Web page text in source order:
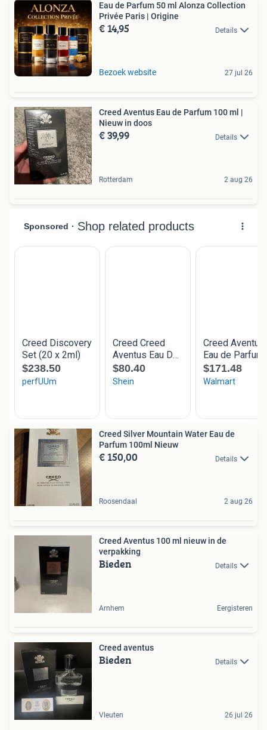
Eau de Parfum 50 ml Alonza Collection
Privée Paris | Origine
€ 14,95 Details
Bezoek website 27 jul 26
Creed Aventus Eau de Parfum 100 ml |
Nieuw in doos
€ 39,99 Details
Rotterdam 2 aug 26
Creed Silver Mountain Water Eau de
Parfum 100ml Nieuw
€ 150,00 Details
Roosendaal 2 aug 26
Creed Aventus 100 ml nieuw in de
verpakking
Bieden Details
Arnhem Eergisteren
Creed aventus
Bieden Details
Vleuten 26 jul 26